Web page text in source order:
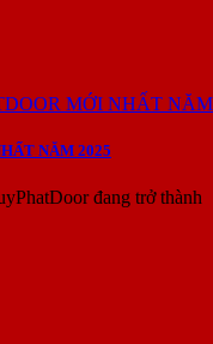
NĂM 2025
đang trở thành